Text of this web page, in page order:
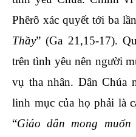
Phêrô xác quyết tới ba
Thầy” (Ga 21,15-17).
trên tình yêu nên người
vụ tha nhân. Dân Chúa
linh mục của họ phải là
“Giáo dân mong